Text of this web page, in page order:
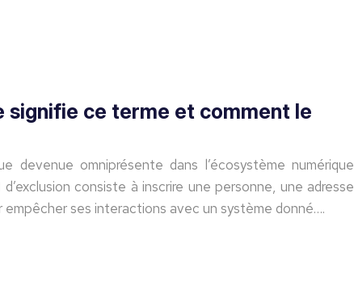
signifie ce terme et comment le
devenue omniprésente dans l’écosystème numérique
consiste à inscrire une personne, une adresse
empêcher ses interactions avec un système donné….